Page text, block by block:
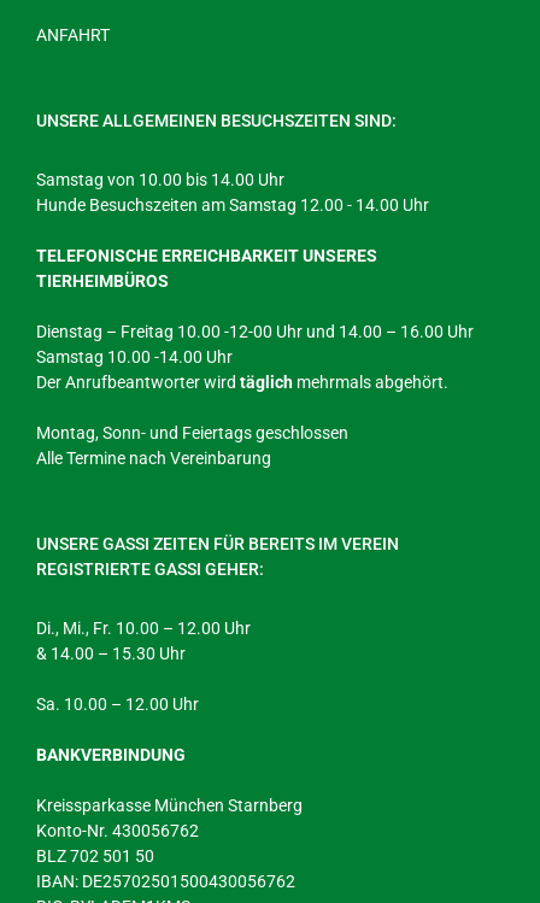
ANFAHRT
UNSERE ALLGEMEINEN BESUCHSZEITEN SIND:
Samstag von 10.00 bis 14.00 Uhr
Hunde Besuchszeiten am Samstag 12.00 - 14.00 Uhr
TELEFONISCHE ERREICHBARKEIT UNSERES
TIERHEIMBÜROS
Dienstag – Freitag 10.00 -12-00 Uhr und 14.00 – 16.00 Uhr
Samstag 10.00 -14.00 Uhr
Der Anrufbeantworter wird täglich mehrmals abgehört.
Montag, Sonn- und Feiertags geschlossen
Alle Termine nach Vereinbarung
UNSERE GASSI ZEITEN FÜR BEREITS IM VEREIN
REGISTRIERTE GASSI GEHER:
Di., Mi., Fr. 10.00 – 12.00 Uhr
& 14.00 – 15.30 Uhr
Sa. 10.00 – 12.00 Uhr
BANKVERBINDUNG
Kreissparkasse München Starnberg
Konto-Nr. 430056762
BLZ 702 501 50
IBAN: DE25702501500430056762